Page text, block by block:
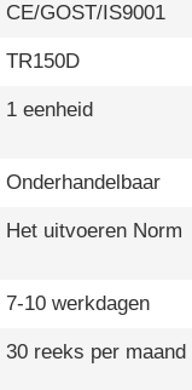
CE/GOST/IS9001
TR150D
1 eenheid
Onderhandelbaar
Het uitvoeren Norm
7-10 werkdagen
30 reeks per maand